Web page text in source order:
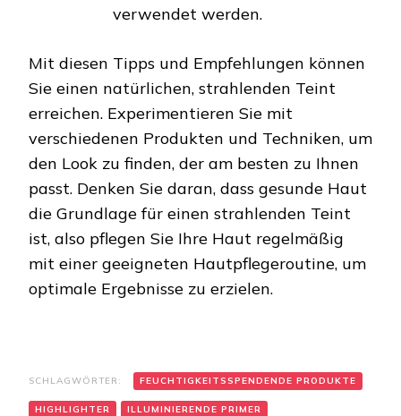
verwendet werden.
Mit diesen Tipps und Empfehlungen können
Sie einen natürlichen, strahlenden Teint
erreichen. Experimentieren Sie mit
verschiedenen Produkten und Techniken, um
den Look zu finden, der am besten zu Ihnen
passt. Denken Sie daran, dass gesunde Haut
die Grundlage für einen strahlenden Teint
ist, also pflegen Sie Ihre Haut regelmäßig
mit einer geeigneten Hautpflegeroutine, um
optimale Ergebnisse zu erzielen.
SCHLAGWÖRTER: FEUCHTIGKEITSSPENDENDE PRODUKTE
HIGHLIGHTER ILLUMINIERENDE PRIMER